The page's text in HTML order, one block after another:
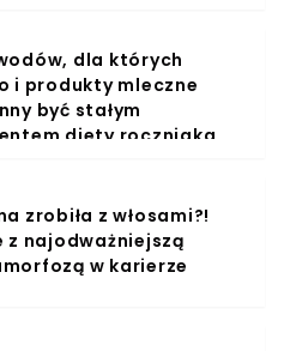
dla których
i produkty mleczne
być stałym
diety roczniaka
zrobiła z włosami?!
z najodważniejszą
w karierze